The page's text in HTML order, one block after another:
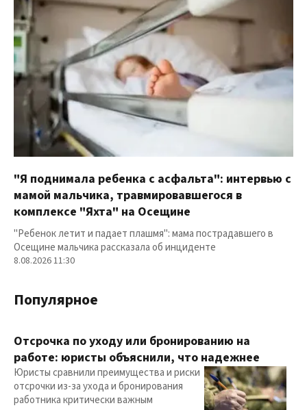
"Я поднимала ребенка с асфальта": интервью с
мамой мальчика, травмировавшегося в
комплексе "Яхта" на Осещине
"Ребенок летит и падает плашмя": мама пострадавшего в
Осещине мальчика рассказала об инциденте
8.08.2026 11:30
Популярное
Отсрочка по уходу или бронированию на
работе: юристы объяснили, что надежнее
Юристы сравнили преимущества и риски
отсрочки из-за ухода и бронирования
работника критически важным